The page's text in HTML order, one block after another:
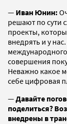
— Иван Юнин:
решают по сути
проекты,
внедрять и у
совершения
Неважно какое
себе цифровая
—Давайте
поделиться?
внедрены в